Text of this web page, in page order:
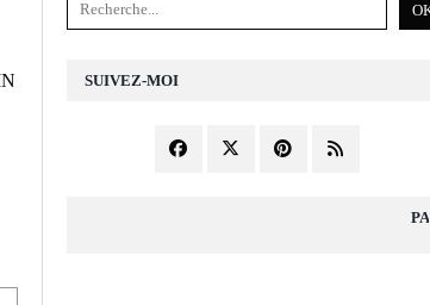
SUIVEZ-MOI
PAGES DIVERS